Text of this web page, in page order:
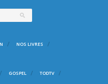
NOS LIVRES
GOSPEL TODTV